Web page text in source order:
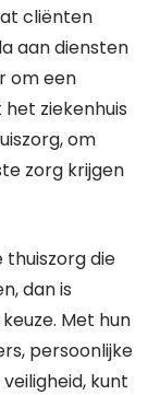
cliënten
aan diensten
om een
ziekenhuis
om
zorg krijgen
die
dan is
Met hun
persoonlijke
kunt